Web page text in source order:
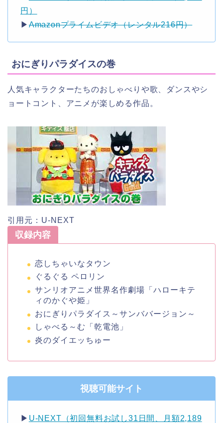
円）
▶︎Amazonプライムビデオ（レンタル216円）
おにぎりパラダイスの巻
人気キャラクターたちのおしゃべりや歌、ダンスやシ
ョートコント、アニメが楽しめる作品。
引用元：U-NEXT
収録内容
恋しちゃいなタウン
ぐるぐる ペロリン
サンリオアニメ世界名作劇場「ハローキテ
ィのかぐや姫」
おにぎりパラダイス～サンババージョン～
しゃべる～む「乾電池」
炎のダイエッちゅー
視聴可能サイト
▶︎ U-NEXT（初回無料お試し31日間、月額2,189